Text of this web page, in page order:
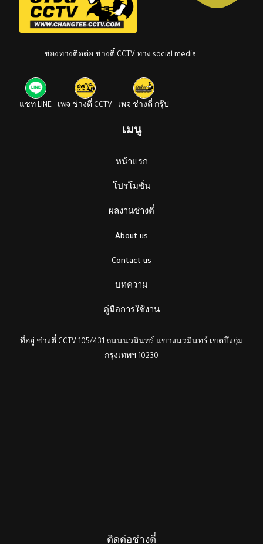
ช่องทางติดต่อ ช่างตี๋ CCTV ทาง social media
แชท LINE เพจ ช่างตี๋ CCTV เพจ ช่างตี๋ กรุ๊ป
เมนู
หน้าแรก
โปรโมชั่น
ผลงานช่างตี๋
About us
Contact us
บทความ
คู่มือการใช้งาน
ที่อยู่ ช่างตี๋ CCTV 105/431 ถนนนวมินทร์ แขวงนวมินทร์ เขตบึงกุ่ม
กรุงเทพฯ 10230
ติดต่อช่างตี๋